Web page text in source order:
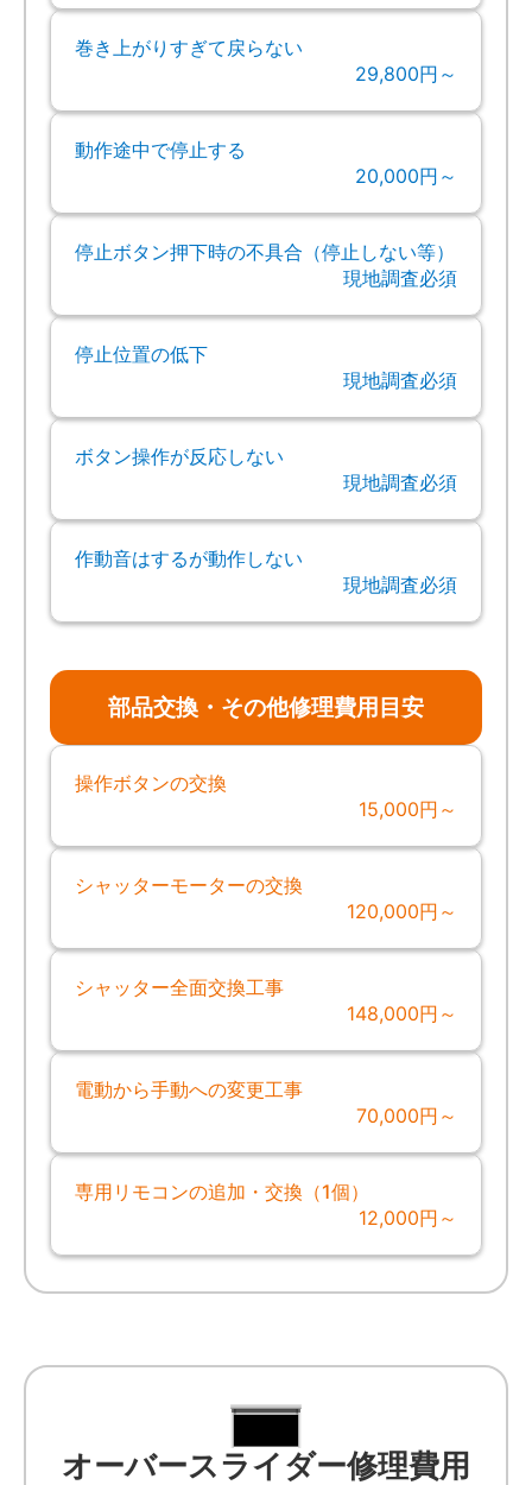
巻き上がりすぎて戻らない
29,800円～
動作途中で停止する
20,000円～
停止ボタン押下時の不具合（停止しない等）
現地調査必須
停止位置の低下
現地調査必須
ボタン操作が反応しない
現地調査必須
作動音はするが動作しない
現地調査必須
部品交換・その他修理費用目安
操作ボタンの交換
15,000円～
シャッターモーターの交換
120,000円～
シャッター全面交換工事
148,000円～
電動から手動への変更工事
70,000円～
専用リモコンの追加・交換（1個）
12,000円～
オーバースライダー修理費用